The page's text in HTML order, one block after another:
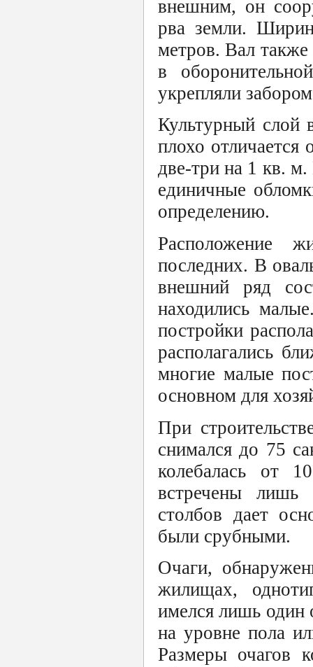
внешним, он
рва земли.
метров. Вал
в
укрепляли
Культурный слой
плохо
две-три на 1 кв.
единичные
определению.
Расположение
последних. В
внешний ряд
находились
постройки
располагались
многие малые
основном для
При
снимался до 75
колебалась от
встречены лишь
столбов дает
были срубными.
Очаги,
жилищах,
имелся лишь один
на уровне пола
Размеры очагов